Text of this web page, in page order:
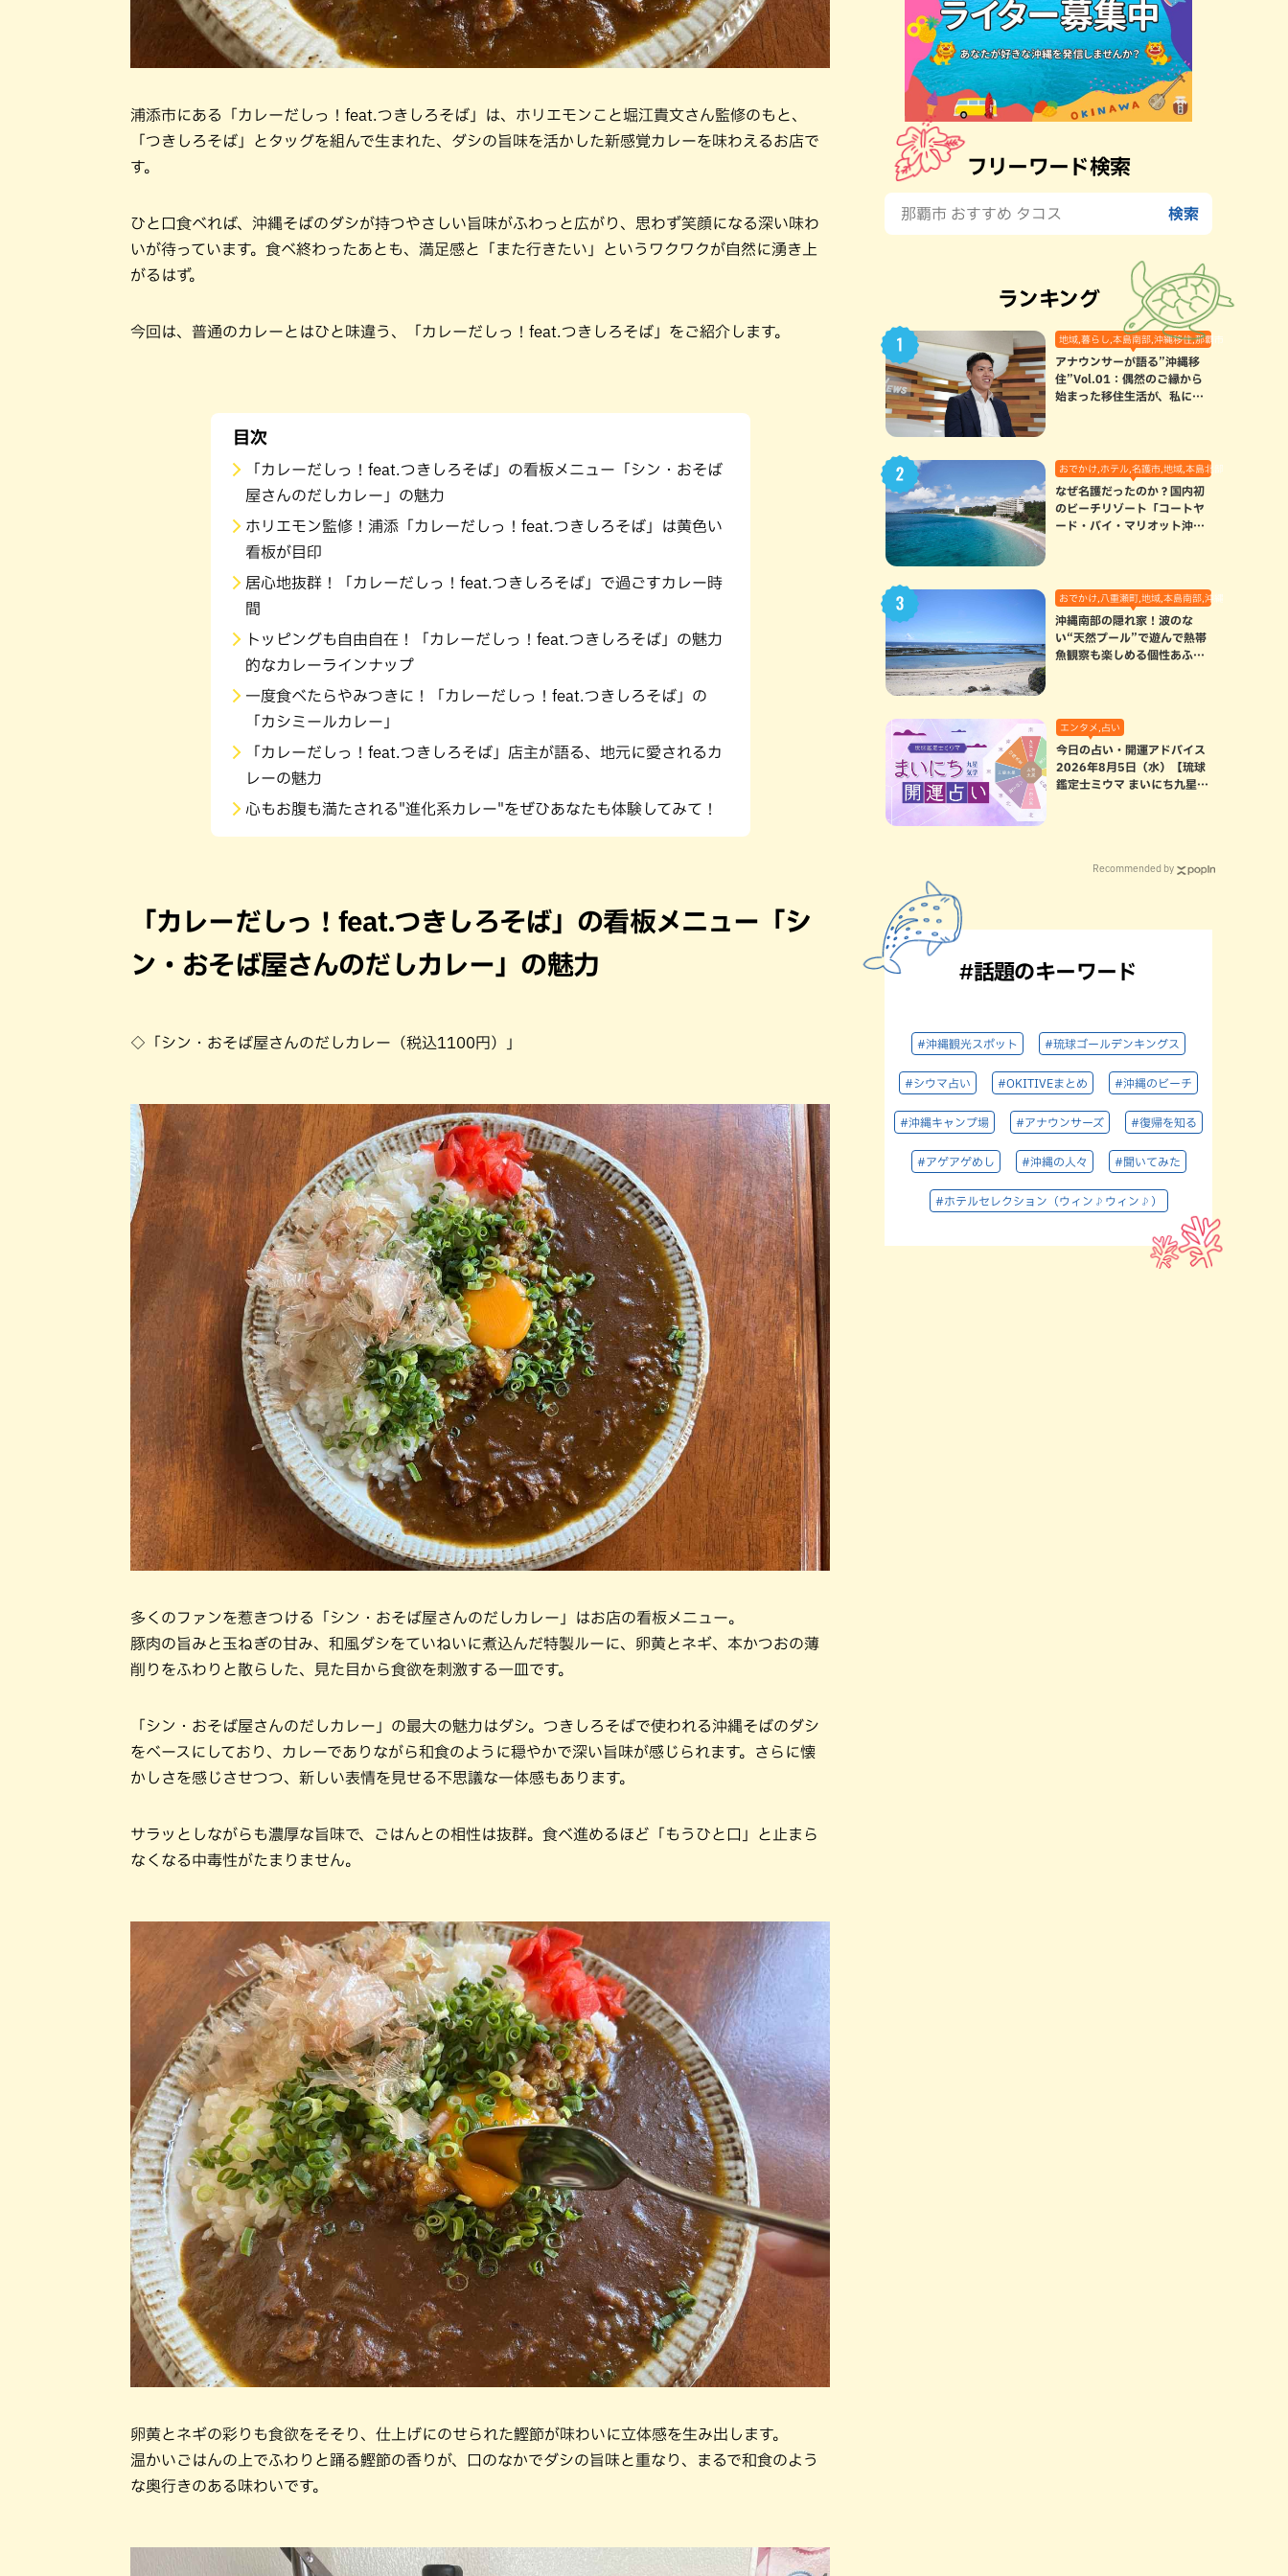
浦添市にある「カレーだしっ！feat.つきしろそば」は、ホリエモンこと堀江貴文さん監修のもと、
「つきしろそば」とタッグを組んで生まれた、ダシの旨味を活かした新感覚カレーを味わえるお店で
す。
ひと口食べれば、沖縄そばのダシが持つやさしい旨味がふわっと広がり、思わず笑顔になる深い味わ
いが待っています。食べ終わったあとも、満足感と「また行きたい」というワクワクが自然に湧き上
がるはず。
今回は、普通のカレーとはひと味違う、「カレーだしっ！feat.つきしろそば」をご紹介します。
目次
「カレーだしっ！feat.つきしろそば」の看板メニュー「シン・おそば
屋さんのだしカレー」の魅力
ホリエモン監修！浦添「カレーだしっ！feat.つきしろそば」は黄色い
看板が目印
居心地抜群！「カレーだしっ！feat.つきしろそば」で過ごすカレー時
間
トッピングも自由自在！「カレーだしっ！feat.つきしろそば」の魅力
的なカレーラインナップ
一度食べたらやみつきに！「カレーだしっ！feat.つきしろそば」の
「カシミールカレー」
「カレーだしっ！feat.つきしろそば」店主が語る、地元に愛されるカ
レーの魅力
心もお腹も満たされる"進化系カレー"をぜひあなたも体験してみて！
「カレーだしっ！feat.つきしろそば」の看板メニュー「シ
ン・おそば屋さんのだしカレー」の魅力
◇「シン・おそば屋さんのだしカレー（税込1100円）」
多くのファンを惹きつける「シン・おそば屋さんのだしカレー」はお店の看板メニュー。
豚肉の旨みと玉ねぎの甘み、和風ダシをていねいに煮込んだ特製ルーに、卵黄とネギ、本かつおの薄
削りをふわりと散らした、見た目から食欲を刺激する一皿です。
「シン・おそば屋さんのだしカレー」の最大の魅力はダシ。つきしろそばで使われる沖縄そばのダシ
をベースにしており、カレーでありながら和食のように穏やかで深い旨味が感じられます。さらに懐
かしさを感じさせつつ、新しい表情を見せる不思議な一体感もあります。
サラッとしながらも濃厚な旨味で、ごはんとの相性は抜群。食べ進めるほど「もうひと口」と止まら
なくなる中毒性がたまりません。
卵黄とネギの彩りも食欲をそそり、仕上げにのせられた鰹節が味わいに立体感を生み出します。
温かいごはんの上でふわりと踊る鰹節の香りが、口のなかでダシの旨味と重なり、まるで和食のよう
な奥行きのある味わいです。
フリーワード検索
ランキング
地域,暮らし,本島南部,沖縄移住,那覇市
アナウンサーが語る”沖縄移
住”Vol.01：偶然のご縁から
始まった移住生活が、私にと
おでかけ,ホテル,名護市,地域,本島北部
なぜ名護だったのか？国内初
のビーチリゾート「コートヤ
ード・バイ・マリオット沖縄
おでかけ,八重瀬町,地域,本島南部,沖縄の海,自然
沖縄南部の隠れ家！波のな
い“天然プール”で遊んで熱帯
魚観察も楽しめる個性あふれ
エンタメ,占い
今日の占い・開運アドバイス
2026年8月5日（水）【琉球
鑑定士ミウマ まいにち九星気
Recommended by
#話題のキーワード
#沖縄観光スポット #琉球ゴールデンキングス
#シウマ占い #OKITIVEまとめ #沖縄のビーチ
#沖縄キャンプ場 #アナウンサーズ #復帰を知る
#アゲアゲめし #沖縄の人々 #聞いてみた
#ホテルセレクション（ウィン♪ウィン♪）